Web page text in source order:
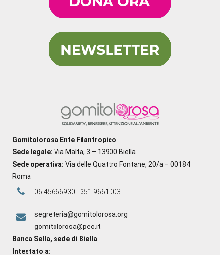
Gomitolorosa Ente Filantropico
Sede legale: Via Malta, 3 – 13900 Biella
Sede operativa: Via delle Quattro Fontane, 20/a – 00184
Roma
06 45666930 - 351 9661003
segreteria@gomitolorosa.org
gomitolorosa@pec.it
Banca Sella, sede di Biella
Intestato a: